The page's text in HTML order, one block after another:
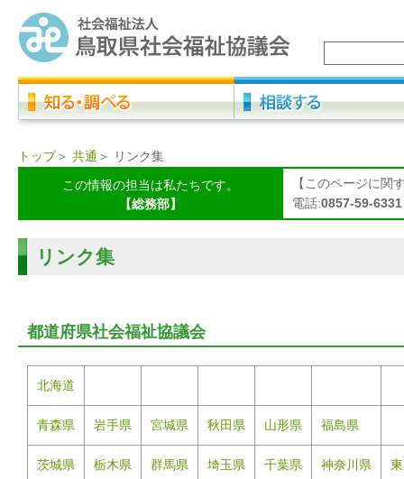
トップ＞ 共通 ＞
リンク集
この情報の担当は私たちです。
【総務部】
【このページに関
電話:0857-59-6331
リンク集
都道府県社会福祉協議会
北海道
青森県 岩手県 宮城県 秋田県 山形県 福島県
茨城県 栃木県 群馬県 埼玉県 千葉県 神奈川県